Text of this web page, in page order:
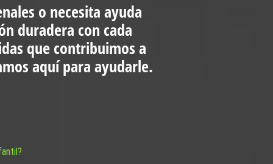
o necesita ayuda
duradera con cada
que contribuimos a
aquí para ayudarle.